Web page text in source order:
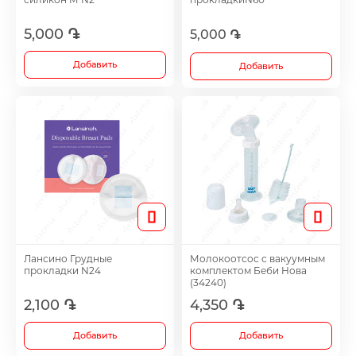
Желчегонные средства
Гепатопротектры
Диуретики
Иммуностимуляторы
Раствор для полоскания и спрейи
5,000 ֏
Добавить
5,000 ֏
Добавить
Лансино Грудные
прокладки N24
2,100 ֏
Добавить
Молокоотсос с вакуумным
комплектом Беби Нова
(34240)
4,350 ֏
Добавить